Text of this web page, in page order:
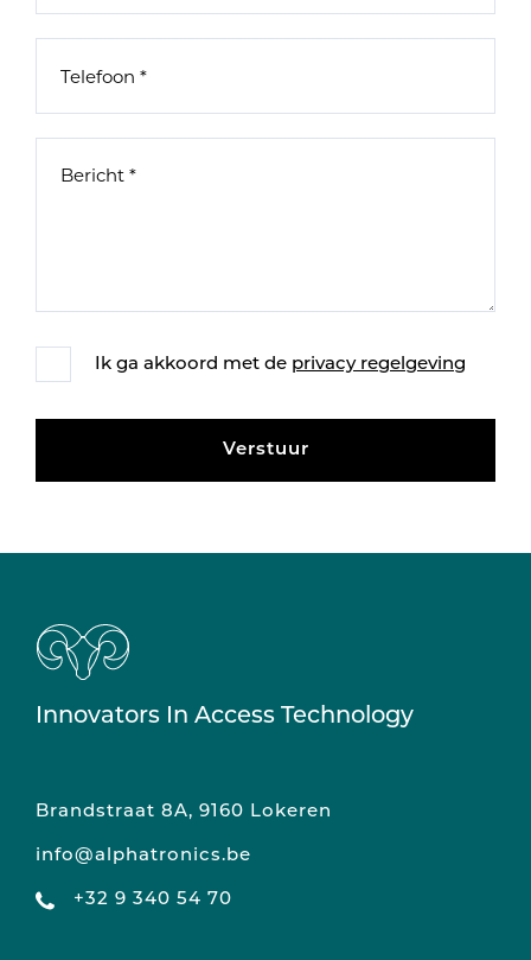
Ik ga akkoord met de privacy regelgeving
Verstuur
Innovators In Access Technology
Brandstraat 8A, 9160 Lokeren
info@alphatronics.be
+32 9 340 54 70